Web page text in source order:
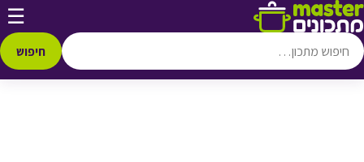
דלג לתוכן ☰
חיפוש
♥ הוספה